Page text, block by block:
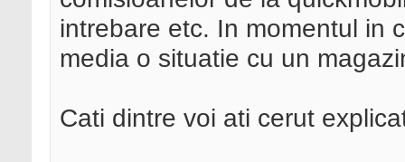
intrebare etc. In momentul in
media o situatie cu un
Cati dintre voi ati cerut